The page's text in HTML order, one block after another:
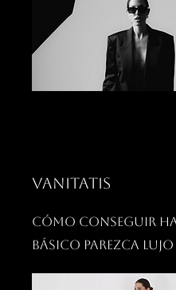
VANITATIS
Cómo conseguir
básico parezca lujo